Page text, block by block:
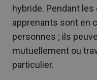
hybride. Pendant
apprenants sont en
personnes ; ils
mutuellement ou
particulier.